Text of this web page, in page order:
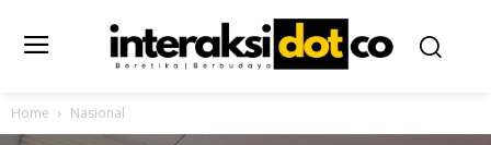
Home Nasional